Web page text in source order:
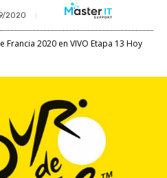
2020
Francia 2020 en VIVO Etapa 13 Hoy